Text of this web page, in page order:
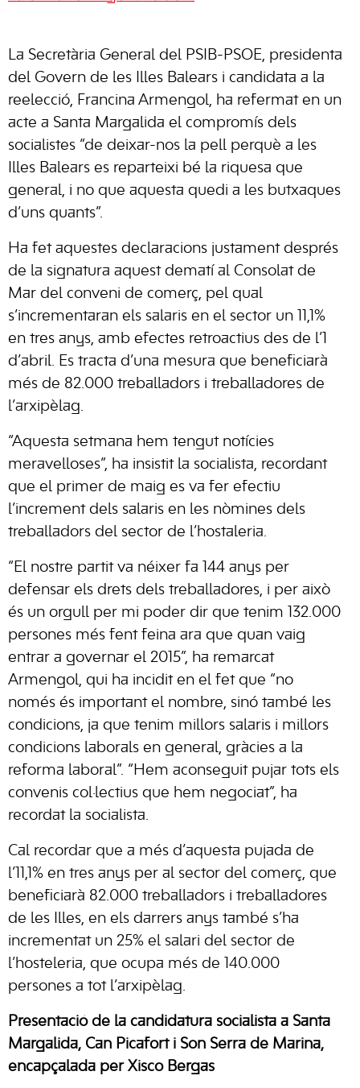
La Secretària General del PSIB-PSOE, presidenta
del Govern de les Illes Balears i candidata a la
reelecció, Francina Armengol, ha refermat en un
acte a Santa Margalida el compromís dels
socialistes “de deixar-nos la pell perquè a les
Illes Balears es reparteixi bé la riquesa que
general, i no que aquesta quedi a les butxaques
d’uns quants”.
Ha fet aquestes declaracions justament després
de la signatura aquest dematí al Consolat de
Mar del conveni de comerç, pel qual
s’incrementaran els salaris en el sector un 11,1%
en tres anys, amb efectes retroactius des de l’1
d’abril. Es tracta d’una mesura que beneficiarà
més de 82.000 treballadors i treballadores de
l’arxipèlag.
“Aquesta setmana hem tengut notícies
meravelloses”, ha insistit la socialista, recordant
que el primer de maig es va fer efectiu
l’increment dels salaris en les nòmines dels
treballadors del sector de l’hostaleria.
“El nostre partit va néixer fa 144 anys per
defensar els drets dels treballadores, i per això
és un orgull per mi poder dir que tenim 132.000
persones més fent feina ara que quan vaig
entrar a governar el 2015”, ha remarcat
Armengol, qui ha incidit en el fet que “no
només és important el nombre, sinó també les
condicions, ja que tenim millors salaris i millors
condicions laborals en general, gràcies a la
reforma laboral”. “Hem aconseguit pujar tots els
convenis col·lectius que hem negociat”, ha
recordat la socialista.
Cal recordar que a més d’aquesta pujada de
l’11,1% en tres anys per al sector del comerç, que
beneficiarà 82.000 treballadors i treballadores
de les Illes, en els darrers anys també s’ha
incrementat un 25% el salari del sector de
l’hosteleria, que ocupa més de 140.000
persones a tot l’arxipèlag.
Presentació de la candidatura socialista a Santa
Margalida, Can Picafort i Son Serra de Marina,
encapçalada per Xisco Bergas